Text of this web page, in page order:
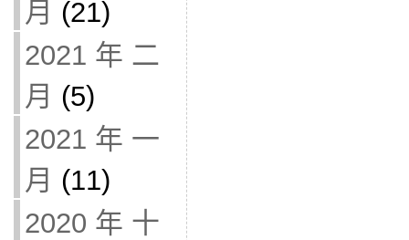
月 (21)
2021 年 二
月 (5)
2021 年 一
月 (11)
2020 年 十